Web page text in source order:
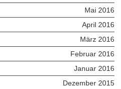
Mai 2016
April 2016
März 2016
Februar 2016
Januar 2016
Dezember 2015